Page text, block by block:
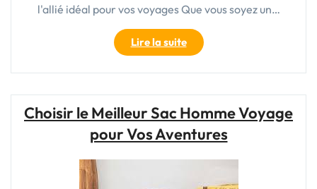
l'allié idéal pour vos voyages Que vous soyez un…
Lire la suite"Sac
de
randonnée
en
cabine
idéal
Choisir le Meilleur Sac Homme Voyage
pour Vos Aventures